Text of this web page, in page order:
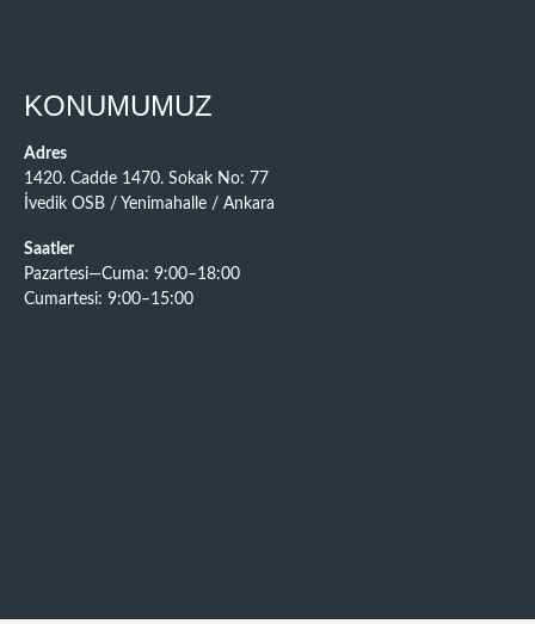
KONUMUMUZ
Adres
1420. Cadde 1470. Sokak No: 77
İvedik OSB / Yenimahalle / Ankara
Saatler
Pazartesi—Cuma: 9:00–18:00
Cumartesi: 9:00–15:00